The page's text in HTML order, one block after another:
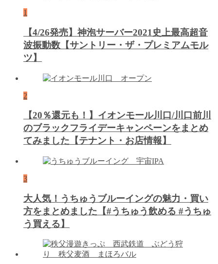
1
【4/26発売】神泡サーバー2021史上最高超音
波振動数【サントリー・ザ・プレミアムモル
ツ】
2
【20％還元も！】イオンモール川口/川口前川
のブラックフライデーキャンペーンをまとめ
てみました【テナント・お店情報】
3
大人気！うちゅうブルーイングの魅力・買い
方をまとめました【#うちゅう飲める #うちゅ
う買える】